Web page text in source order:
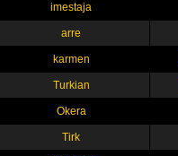
imestaja
arre
karmen
Turkian
Okera
Tirk